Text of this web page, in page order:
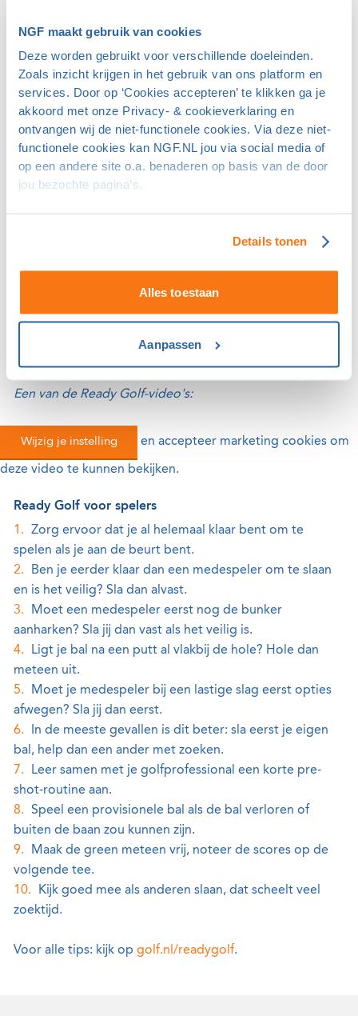
NGF maakt gebruik van cookies
Deze worden gebruikt voor verschillende doeleinden.
Zoals inzicht krijgen in het gebruik van ons platform en
services. Door op ‘Cookies accepteren’ te klikken ga je
akkoord met onze Privacy- & cookieverklaring en
ontvangen wij de niet-functionele cookies. Via deze niet-
functionele cookies kan NGF.NL jou via social media of
op een andere site o.a. benaderen op basis van de door
jou bezochte pagina’s.
Details tonen
Alles toestaan
Aanpassen
marshal kan wonderen verrichten.
Neem Ready Golf op in het baan- en
wedstrijdreglement en zorg voor goede communicatie.
Zet Ready Golf-filmpjes vanngf.nl/readygolfop de
clubsite voor meer bekendheid.
Kies bij wedstrijden af en toe voor een vlottere
spelvorm, zoals een greensome.
Investeer in tees voor spelers van alle niveaus, dus
ook in oranje afslagplaatsen.
Leg leden en gasten uit dat Ready Golf niet
betekent dat men zich moet haasten. Met Ready Golf
te bereiden.
Meer tips en meer toelichting:ngf.nl/readygolf. Hier is
Een van de Ready Golf-video's:
Wijzig je instelling en accepteer marketing cookies om
deze video te kunnen bekijken.
Ready Golf voor spelers
Zorg ervoor dat je al helemaal klaar bent om te
spelen als je aan de beurt bent.
Ben je eerder klaar dan een medespeler om te slaan
en is het veilig? Sla dan alvast.
Moet een medespeler eerst nog de bunker
aanharken? Sla jij dan vast als het veilig is.
Ligt je bal na een putt al vlakbij de hole? Hole dan
meteen uit.
Moet je medespeler bij een lastige slag eerst opties
afwegen? Sla jij dan eerst.
In de meeste gevallen is dit beter: sla eerst je eigen
bal, help dan een ander met zoeken.
Leer samen met je golfprofessional een korte pre-
shot-routine aan.
Speel een provisionele bal als de bal verloren of
buiten de baan zou kunnen zijn.
Maak de green meteen vrij, noteer de scores op de
volgende tee.
Kijk goed mee als anderen slaan, dat scheelt veel
zoektijd.
Voor alle tips: kijk op golf.nl/readygolf.